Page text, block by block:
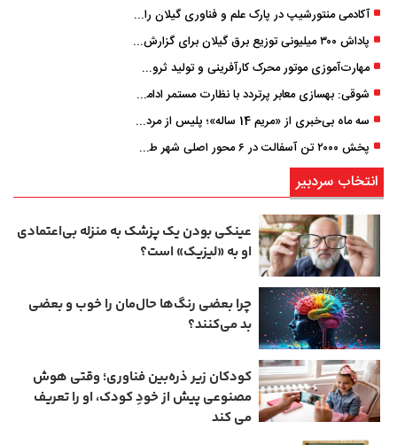
آکادمی منتورشیپ در پارک علم و فناوری گیلان راه‌اندازی شد
پاداش ۳۰۰ میلیونی توزیع برق گیلان برای گزارش ماینرهای غیرمجاز
مهارت‌آموزی موتور محرک کارآفرینی و تولید ثروت است
شوقی: بهسازی معابر پرتردد با نظارت مستمر ادامه دارد
سه ماه بی‌خبری از «مریم 14 ساله»؛ پلیس از مردم کمک خواست
پخش ۲۰۰۰ تن آسفالت در ۶ محور اصلی شهر طی یک شب
انتخاب سردبیر
عینکی‌ بودن یک پزشک به منزله بی‌اعتمادی
او به «لیزیک» است؟
چرا بعضی رنگ‌ها حال‌مان را خوب و بعضی
بد می‌کنند؟
کودکان زیر ذره‌بین فناوری؛ وقتی هوش
مصنوعی پیش از خودِ کودک، او را تعریف
می ‌کند